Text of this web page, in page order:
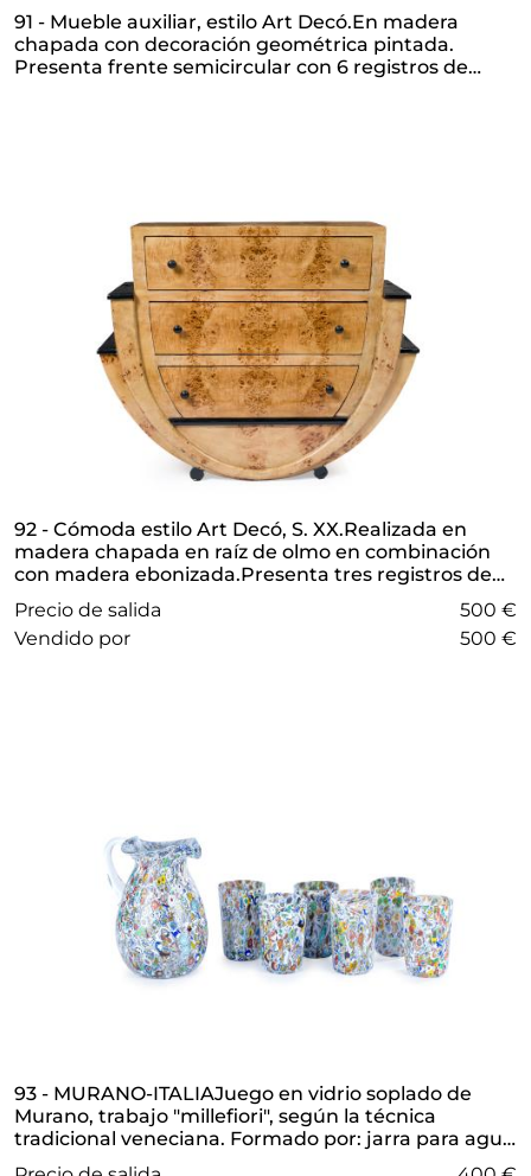
91 - Mueble auxiliar, estilo Art Decó.En madera
chapada con decoración geométrica pintada.
Presenta frente semicircular con 6 registros de
92 - Cómoda estilo Art Decó, S. XX.Realizada en
madera chapada en raíz de olmo en combinación
con madera ebonizada.Presenta tres registros de
cajones y perfiles escalonados.
Precio de salida
500 €
vendido por
500 €
93 - MURANO-ITALIAJuego en vidrio soplado de
Murano, trabajo "millefiori", según la técnica
tradicional veneciana. Formado por: jarra para agua
y seis vasos altos.